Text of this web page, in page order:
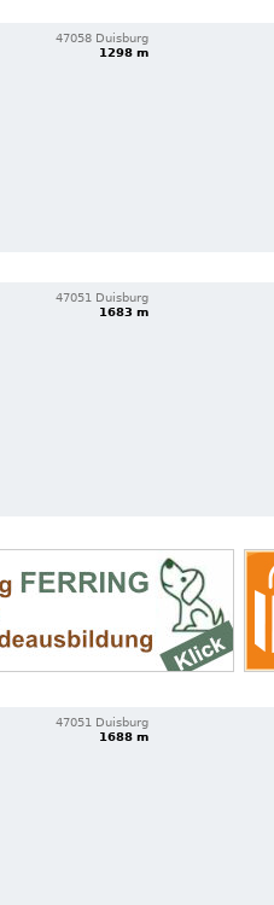
47058 Duisburg
1298 m
47051 Duisburg
1683 m
47051 Duisburg
1688 m